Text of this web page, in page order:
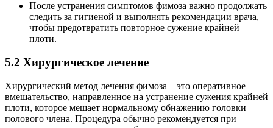
После устранения симптомов фимоза важно продолжать
следить за гигиеной и выполнять рекомендации врача,
чтобы предотвратить повторное сужение крайней
плоти.
5.2 Хирургическое лечение
Хирургический метод лечения фимоза – это оперативное
вмешательство, направленное на устранение сужения крайней
плоти, которое мешает нормальному обнажению головки
полового члена. Процедура обычно рекомендуется при